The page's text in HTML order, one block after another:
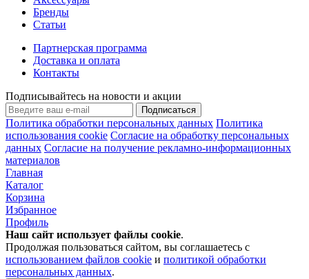
Бренды
Статьи
Партнерская программа
Доставка и оплата
Контакты
Подписывайтесь на новости и акции
Подписаться
Политика обработки персональных данных Политика
использования cookie Согласие на обработку персональных
данных Согласие на получение рекламно-информационных
материалов
Главная
Каталог
Корзина
Избранное
Профиль
Наш сайт использует файлы cookie.
Продолжая пользоваться сайтом, вы соглашаетесь с
использованием файлов cookie и политикой обработки
персональных данных.